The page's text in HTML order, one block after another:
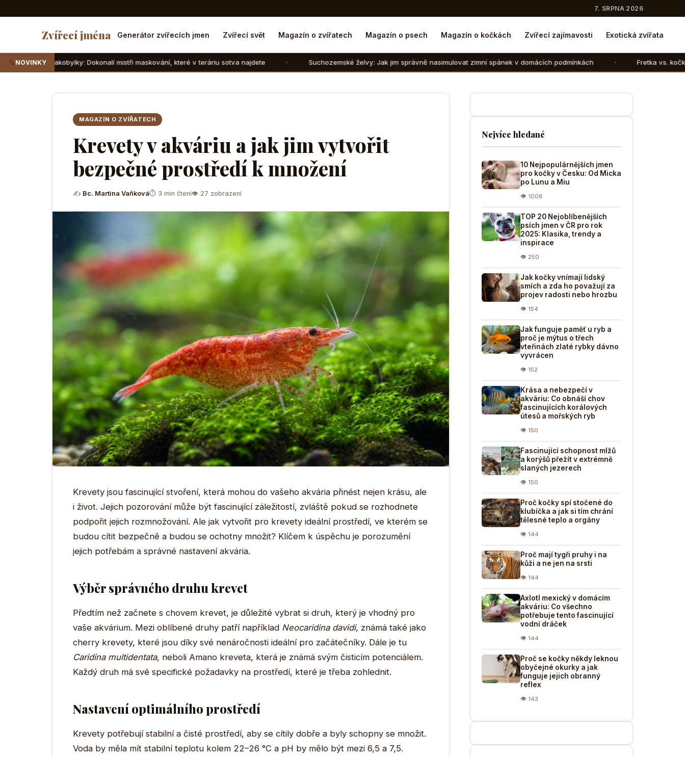
7. SRPNA 2026
Zvířecí jména Generátor zvířecích jmen Zvířecí svět Magazín o zvířatech Magazín o psech Magazín o kočkách Zvířecí zajímavosti Exotická zvířata
NOVINKY
Dokonalí mistři maskování, které v teráriu sotva najdete Suchozemské želvy: Jak jim správně nasimulovat zimní spánek v domácích podmínkách Fretka vs. kočka: V čem se liší
MAGAZÍN O ZVÍŘATECH
Krevety v akváriu a jak jim vytvořit
bezpečné prostředí k množení
✍ Bc. Martina Vaňková⏱ 3 min čtení👁 27 zobrazení
Krevety jsou fascinující stvoření, která mohou do vašeho akvária přinést nejen krásu, ale
i život. Jejich pozorování může být fascinující záležitostí, zvláště pokud se rozhodnete
podpořit jejich rozmnožování. Ale jak vytvořit pro krevety ideální prostředí, ve kterém se
budou cítit bezpečně a budou se ochotny množit? Klíčem k úspěchu je porozumění
jejich potřebám a správné nastavení akvária.
Výběr správného druhu krevet
Předtím než začnete s chovem krevet, je důležité vybrat si druh, který je vhodný pro
vaše akvárium. Mezi oblíbené druhy patří například Neocaridina davidi, známá také jako
cherry krevety, které jsou díky své nenáročnosti ideální pro začátečníky. Dále je tu
Caridina multidentata, neboli Amano kreveta, která je známá svým čisticím potenciálem.
Každý druh má své specifické požadavky na prostředí, které je třeba zohlednit.
Nastavení optimálního prostředí
Krevety potřebují stabilní a čisté prostředí, aby se cítily dobře a byly schopny se množit.
Voda by měla mít stabilní teplotu kolem 22–26 °C a pH by mělo být mezi 6,5 a 7,5.
Nejvíce hledané
10 Nejpopulárnějších jmen
pro kočky v Česku: Od Micka
po Lunu a Miu
👁 1008
TOP 20 Nejoblíbenějších
psích jmen v ČR pro rok
2025: Klasika, trendy a
inspirace
👁 250
Jak kočky vnímají lidský
smích a zda ho považují za
projev radosti nebo hrozbu
👁 154
Jak funguje paměť u ryb a
proč je mýtus o třech
vteřinách zlaté rybky dávno
vyvrácen
👁 152
Krása a nebezpečí v
akváriu: Co obnáší chov
fascinujících korálových
útesů a mořských ryb
👁 150
Fascinující schopnost mlžů
a korýšů přežít v extrémně
slaných jezerech
👁 150
Proč kočky spí stočené do
klubíčka a jak si tím chrání
tělesné teplo a orgány
👁 144
Proč mají tygři pruhy i na
kůži a ne jen na srsti
👁 144
Axlotl mexický v domácím
akváriu: Co všechno
potřebuje tento fascinující
vodní dráček
👁 144
Proč se kočky někdy leknou
obyčejné okurky a jak
funguje jejich obranný
reflex
👁 143